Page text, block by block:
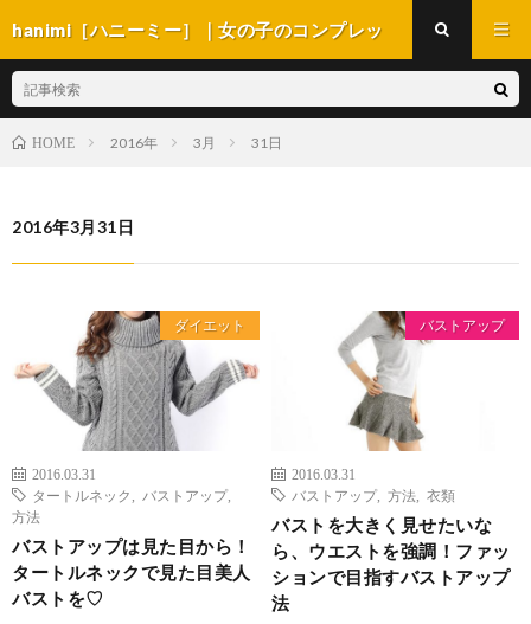
hanimi［ハニーミー］｜女の子のコンプレッ
HOME 2016年 3月 31日
2016年3月31日
ダイエット
2016.03.31
タートルネック
バストアップ,
方法
バストアップは見た目から！
タートルネックで見た目美人
バストを♡
バストアップ
2016.03.31
バストアップ, 方法 衣類
バストを大きく見せたいな
ら、ウエストを強調！ファッ
ションで目指すバストアップ
法